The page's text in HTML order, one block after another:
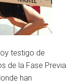
testigo de
de la Fase Previa
han